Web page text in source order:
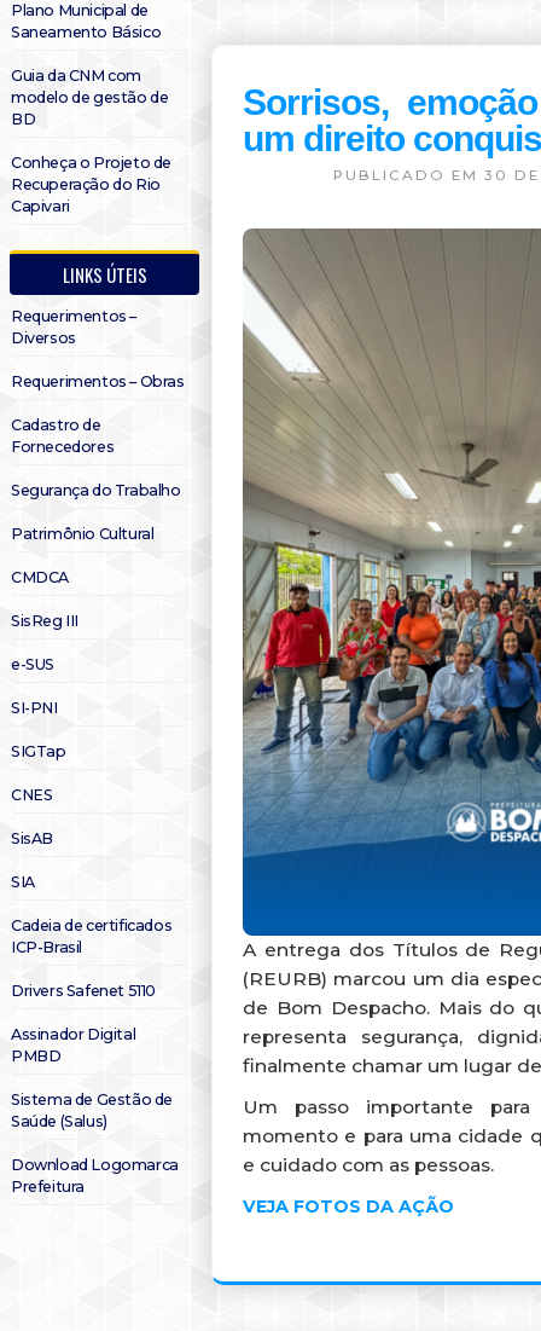
Plano Municipal de
Saneamento Básico
Guia da CNM com
modelo de gestão de
BD
Conheça o Projeto de
Recuperação do Rio
Capivari
LINKS ÚTEIS
Requerimentos –
Diversos
Requerimentos – Obras
Cadastro de
Fornecedores
Segurança do Trabalho
Patrimônio Cultural
CMDCA
SisReg III
e-SUS
SI-PNI
SIGTap
CNES
SisAB
SIA
Cadeia de certificados
ICP-Brasil
Drivers Safenet 5110
Assinador Digital
PMBD
Sistema de Gestão de
Saúde (Salus)
Download Logomarca
Prefeitura
Sorrisos,
um direito
PUBLICADO EM 30
A entrega dos Títulos de
(REURB) marcou um dia
de Bom Despacho. Mais do
representa segurança,
finalmente chamar um lugar
Um passo importante
momento e para uma cidade
e cuidado com as pessoas.
VEJA FOTOS DA AÇÃO